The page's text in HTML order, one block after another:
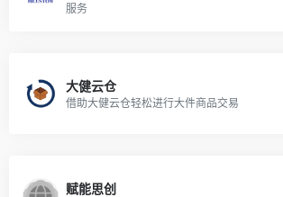
服务
大健云仓
借助大健云仓轻松进行大件商品交易
赋能思创